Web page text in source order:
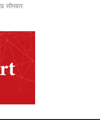
सोमबार